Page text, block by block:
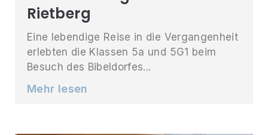
Rietberg
Eine lebendige Reise in die Vergangenheit
erlebten die Klassen 5a und 5G1 beim
Besuch des Bibeldorfes...
Mehr lesen